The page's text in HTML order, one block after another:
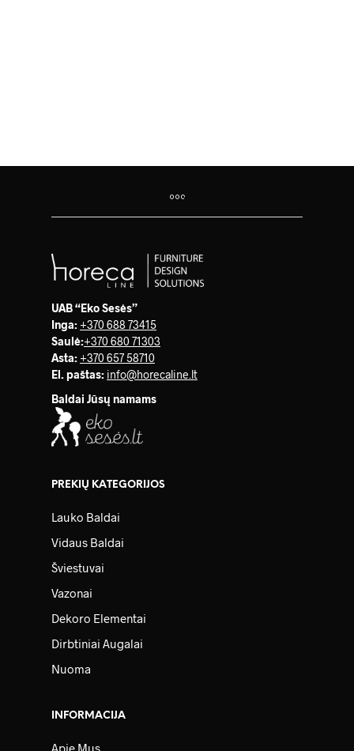
UAB “Eko Sesės”
Inga: +370 688 73415
Saulė:+370 680 71303
Asta: +370 657 58710
El. paštas: info@horecaline.lt
Baldai Jūsų namams
PREKIŲ KATEGORIJOS
Lauko Baldai
Vidaus Baldai
Šviestuvai
Vazonai
Dekoro Elementai
Dirbtiniai Augalai
Nuoma
INFORMACIJA
Apie Mus